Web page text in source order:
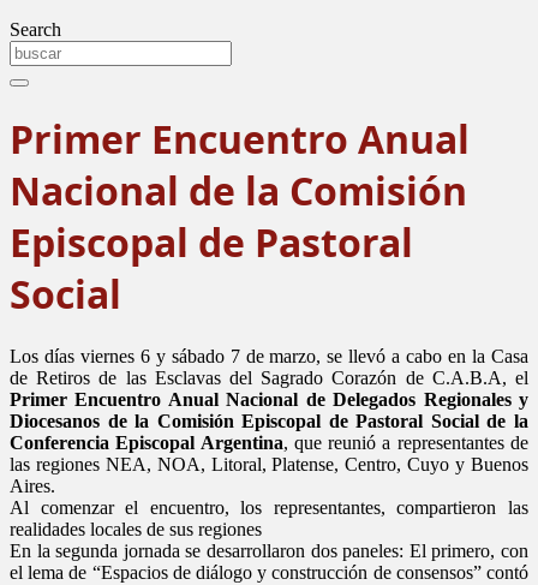
Search
Primer Encuentro Anual
Nacional de la Comisión
Episcopal de Pastoral
Social
Los días viernes 6 y sábado 7 de marzo, se llevó a cabo en la Casa
de Retiros de las Esclavas del Sagrado Corazón de C.A.B.A, el
Primer Encuentro Anual Nacional de Delegados Regionales y
Diocesanos de la Comisión Episcopal de Pastoral Social de la
Conferencia Episcopal Argentina, que reunió a representantes de
las regiones NEA, NOA, Litoral, Platense, Centro, Cuyo y Buenos
Aires.
Al comenzar el encuentro, los representantes, compartieron las
realidades locales de sus regiones
En la segunda jornada se desarrollaron dos paneles: El primero, con
el lema de “Espacios de diálogo y construcción de consensos” contó